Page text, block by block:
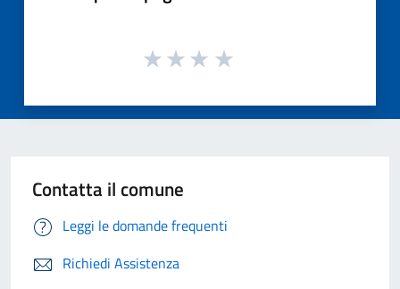
Contatta il comune
Leggi le domande frequenti
Richiedi Assistenza